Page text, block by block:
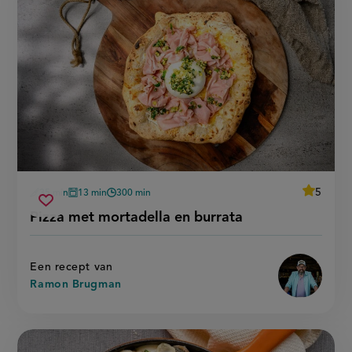
Pizza met mortadella en burrata
voorbereidingstijd
35 min
oventijd
13 min
wachttijd
300 min
average
5
burrata'
Een recept van
Ramon Brugman
Sla
pizza
met
mortadella
burrata